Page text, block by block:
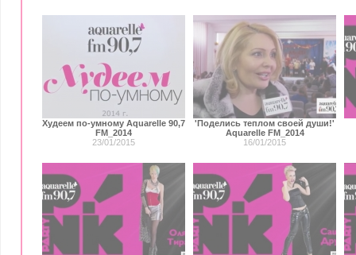
Худеем по-умному Aquarelle 90,7
FM_2014
23/01/2015
'Поделись теплом своей души!'
Aquarelle FM_2014
16/01/2015